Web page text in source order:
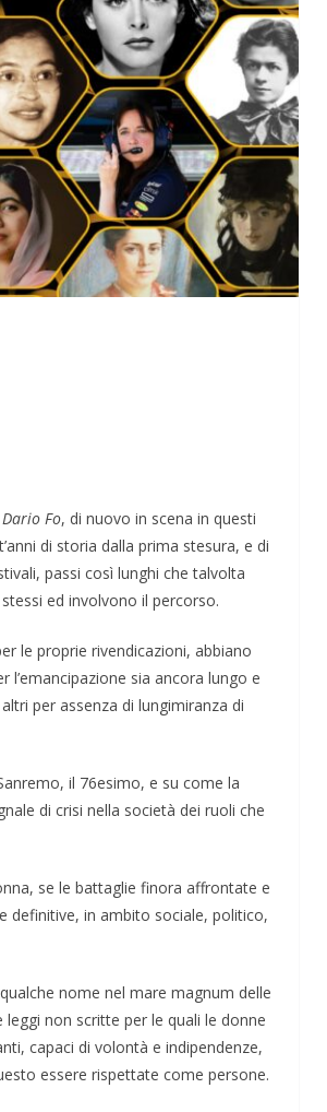
Dario Fo, di nuovo in scena in questi
di storia dalla prima stesura, e di
passi così lunghi che talvolta
ed involvono il percorso.
le proprie rivendicazioni, abbiano
sia ancora lungo e
per assenza di lungimiranza di
il 76esimo, e su come la
di crisi nella società dei ruoli che
se le battaglie finora affrontate e
definitive, in ambito sociale, politico,
nome nel mare magnum delle
non scritte per le quali le donne
capaci di volontà e indipendenze,
essere rispettate come persone.
DEI CINECOMICS: 2026 TRA FILM E
TV